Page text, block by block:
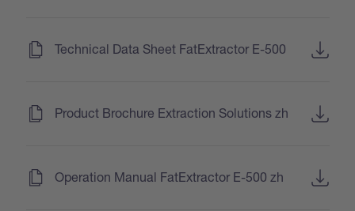
Technical Data Sheet FatExtractor E-500
Product Brochure Extraction Solutions zh
Operation Manual FatExtractor E-500 zh